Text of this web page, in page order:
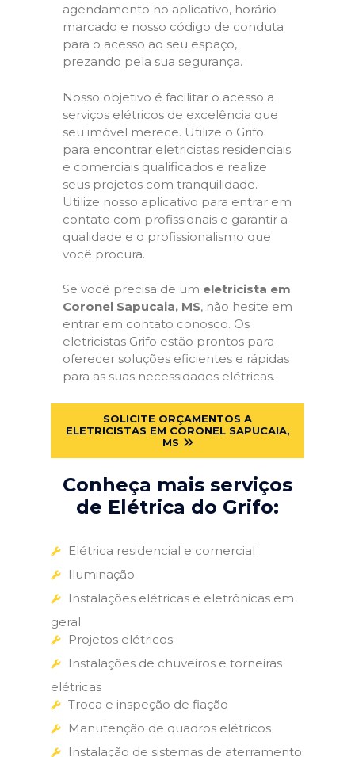
agendamento no aplicativo, horário
marcado e nosso código de conduta
para o acesso ao seu espaço,
prezando pela sua segurança.
Nosso objetivo é facilitar o acesso a
serviços elétricos de excelência que
seu imóvel merece. Utilize o Grifo
para encontrar eletricistas residenciais
e comerciais qualificados e realize
seus projetos com tranquilidade.
Utilize nosso aplicativo para entrar em
contato com profissionais e garantir a
qualidade e o profissionalismo que
você procura.
Se você precisa de um eletricista em
Coronel Sapucaia, MS, não hesite em
entrar em contato conosco. Os
eletricistas Grifo estão prontos para
oferecer soluções eficientes e rápidas
para as suas necessidades elétricas.
SOLICITE ORÇAMENTOS A
ELETRICISTAS EM CORONEL SAPUCAIA,
MS
Conheça mais serviços
de Elétrica do Grifo:
Elétrica residencial e comercial
Iluminação
Instalações elétricas e eletrônicas em
geral
Projetos elétricos
Instalações de chuveiros e torneiras
elétricas
Troca e inspeção de fiação
Manutenção de quadros elétricos
Instalação de sistemas de aterramento